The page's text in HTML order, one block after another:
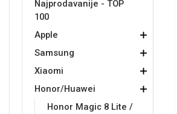
Najprodavanije - TOP
100
Apple
Samsung
Xiaomi
Honor/Huawei
Honor Magic 8 Lite /
Babe
Samsung
Samsung
Držači za romobil
USB kablovi
FM Transmitteri